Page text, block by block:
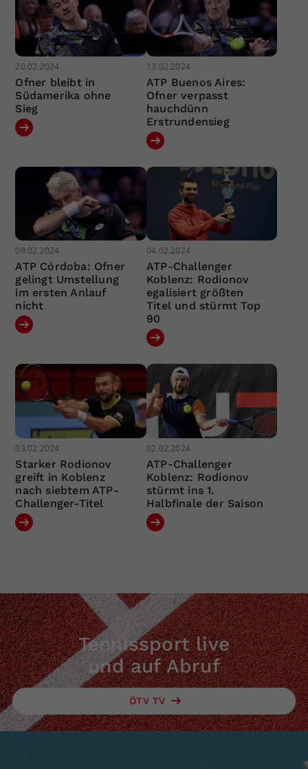
20.02.2024
Ofner bleibt in
Südamerika ohne
Sieg
13.02.2024
ATP Buenos Aires:
Ofner verpasst
hauchdünn
Erstrundensieg
09.02.2024
ATP Córdoba: Ofner
gelingt Umstellung
im ersten Anlauf
nicht
04.02.2024
ATP-Challenger
Koblenz: Rodionov
egalisiert größten
Titel und stürmt Top
90
03.02.2024
Starker Rodionov
greift in Koblenz
nach siebtem ATP-
Challenger-Titel
02.02.2024
ATP-Challenger
Koblenz: Rodionov
stürmt ins 1.
Halbfinale der Saison
Tennissport live
und auf Abruf
ÖTV TV